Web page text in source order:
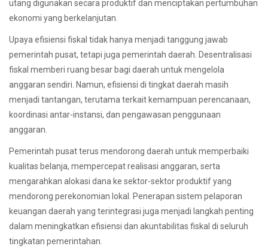
utang digunakan secara produktif dan menciptakan pertumbuhan
ekonomi yang berkelanjutan.
Upaya efisiensi fiskal tidak hanya menjadi tanggung jawab
pemerintah pusat, tetapi juga pemerintah daerah. Desentralisasi
fiskal memberi ruang besar bagi daerah untuk mengelola
anggaran sendiri. Namun, efisiensi di tingkat daerah masih
menjadi tantangan, terutama terkait kemampuan perencanaan,
koordinasi antar-instansi, dan pengawasan penggunaan
anggaran.
Pemerintah pusat terus mendorong daerah untuk memperbaiki
kualitas belanja, mempercepat realisasi anggaran, serta
mengarahkan alokasi dana ke sektor-sektor produktif yang
mendorong perekonomian lokal. Penerapan sistem pelaporan
keuangan daerah yang terintegrasi juga menjadi langkah penting
dalam meningkatkan efisiensi dan akuntabilitas fiskal di seluruh
tingkatan pemerintahan.